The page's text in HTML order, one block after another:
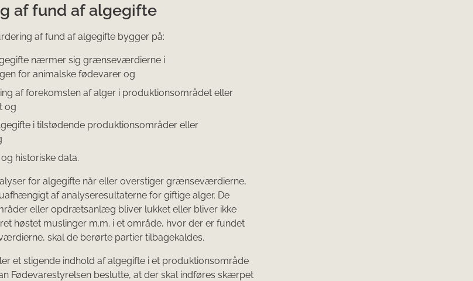
af fund af algegifte
af fund af algegifte bygger på:
nærmer sig grænseværdierne i
for animalske fødevarer og
af forekomsten af alger i produktionsområdet eller
og
i tilstødende produktionsområder eller
historiske data.
for algegifte når eller overstiger grænseværdierne,
af analyseresultaterne for giftige alger. De
eller opdrætsanlæg bliver lukket eller bliver ikke
høstet muslinger m.m. i et område, hvor der er fundet
skal de berørte partier tilbagekaldes.
et stigende indhold af algegifte i et produktionsområde
Fødevarestyrelsen beslutte, at der skal indføres skærpet